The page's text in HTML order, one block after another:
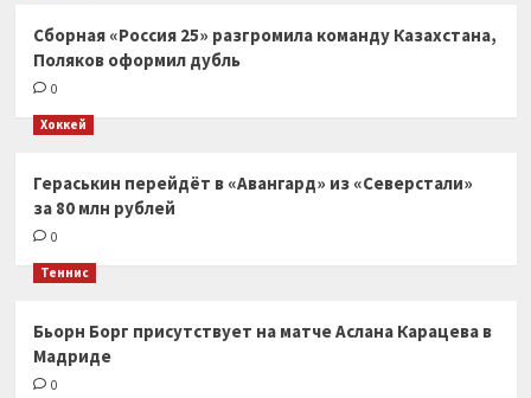
Сборная «Россия 25» разгромила команду Казахстана,
Поляков оформил дубль
0
Хоккей
Гераськин перейдёт в «Авангард» из «Северстали»
за 80 млн рублей
0
Теннис
Бьорн Борг присутствует на матче Аслана Карацева в
Мадриде
0